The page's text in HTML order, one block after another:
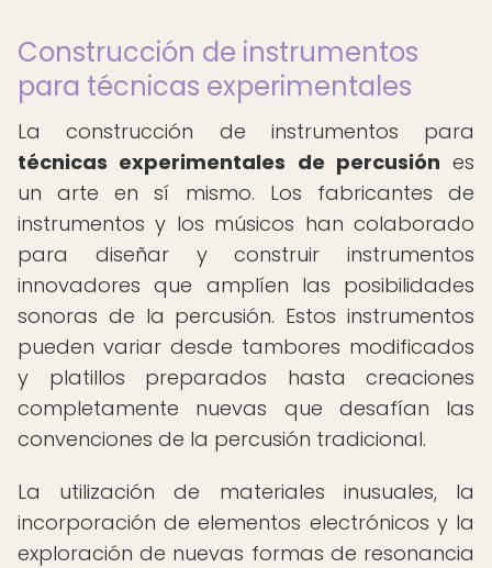
Construcción de instrumentos
para técnicas experimentales
La construcción de instrumentos para
técnicas experimentales de percusión es
un arte en sí mismo. Los fabricantes de
instrumentos y los músicos han colaborado
para diseñar y construir instrumentos
innovadores que amplíen las posibilidades
sonoras de la percusión. Estos instrumentos
pueden variar desde tambores modificados
y platillos preparados hasta creaciones
completamente nuevas que desafían las
convenciones de la percusión tradicional.
La utilización de materiales inusuales, la
incorporación de elementos electrónicos y la
exploración de nuevas formas de resonancia